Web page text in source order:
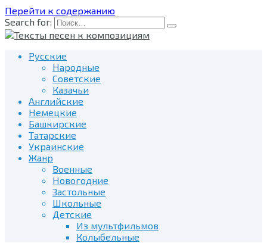
Перейти к содержанию
Search for:
Русские
Народные
Советские
Казачьи
Английские
Немецкие
Башкирские
Татарские
Украинские
Жанр
Военные
Новогодние
Застольные
Школьные
Детские
Из мультфильмов
Колыбельные